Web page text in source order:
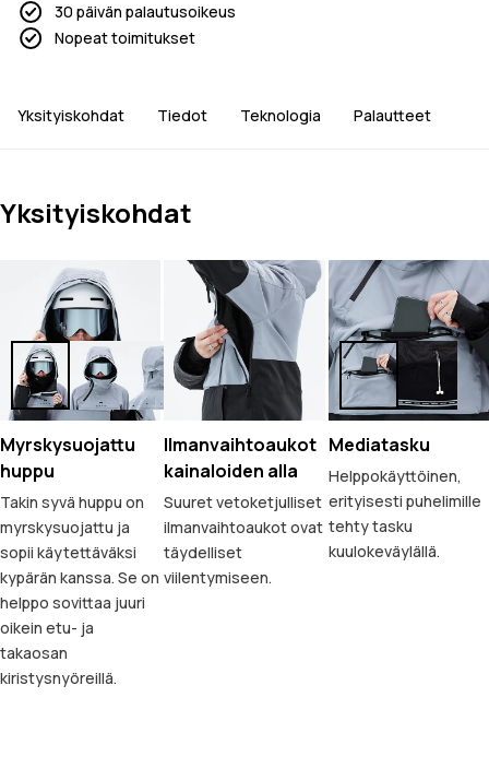
30 päivän palautusoikeus
Nopeat toimitukset
Yksityiskohdat Tiedot Teknologia Palautteet
Yksityiskohdat
Myrskysuojattu
huppu
Takin syvä huppu on
myrskysuojattu ja
sopii käytettäväksi
kypärän kanssa. Se on
helppo sovittaa juuri
oikein etu- ja
takaosan
kiristysnyöreillä.
Ilmanvaihtoaukot
kainaloiden alla
Suuret vetoketjulliset
ilmanvaihtoaukot ovat
täydelliset
viilentymiseen.
Mediatasku
Helppokäyttöinen,
erityisesti puhelimille
tehty tasku
kuulokeväylällä.